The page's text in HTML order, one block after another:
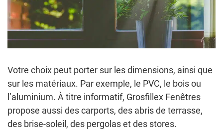
Votre choix peut porter sur les dimensions, ainsi que
sur les matériaux. Par exemple, le PVC, le bois ou
l’aluminium. À titre informatif, Grosfillex Fenêtres
propose aussi des carports, des abris de terrasse,
des brise-soleil, des pergolas et des stores.